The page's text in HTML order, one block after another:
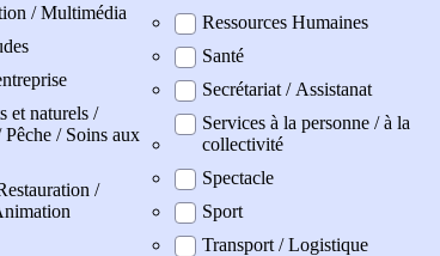
/ Multimédia
et naturels /
/ Soins aux
/
Ressources Humaines
Santé
Secrétariat / Assistanat
Services à la personne / à la
collectivité
Spectacle
Sport
Transport / Logistique